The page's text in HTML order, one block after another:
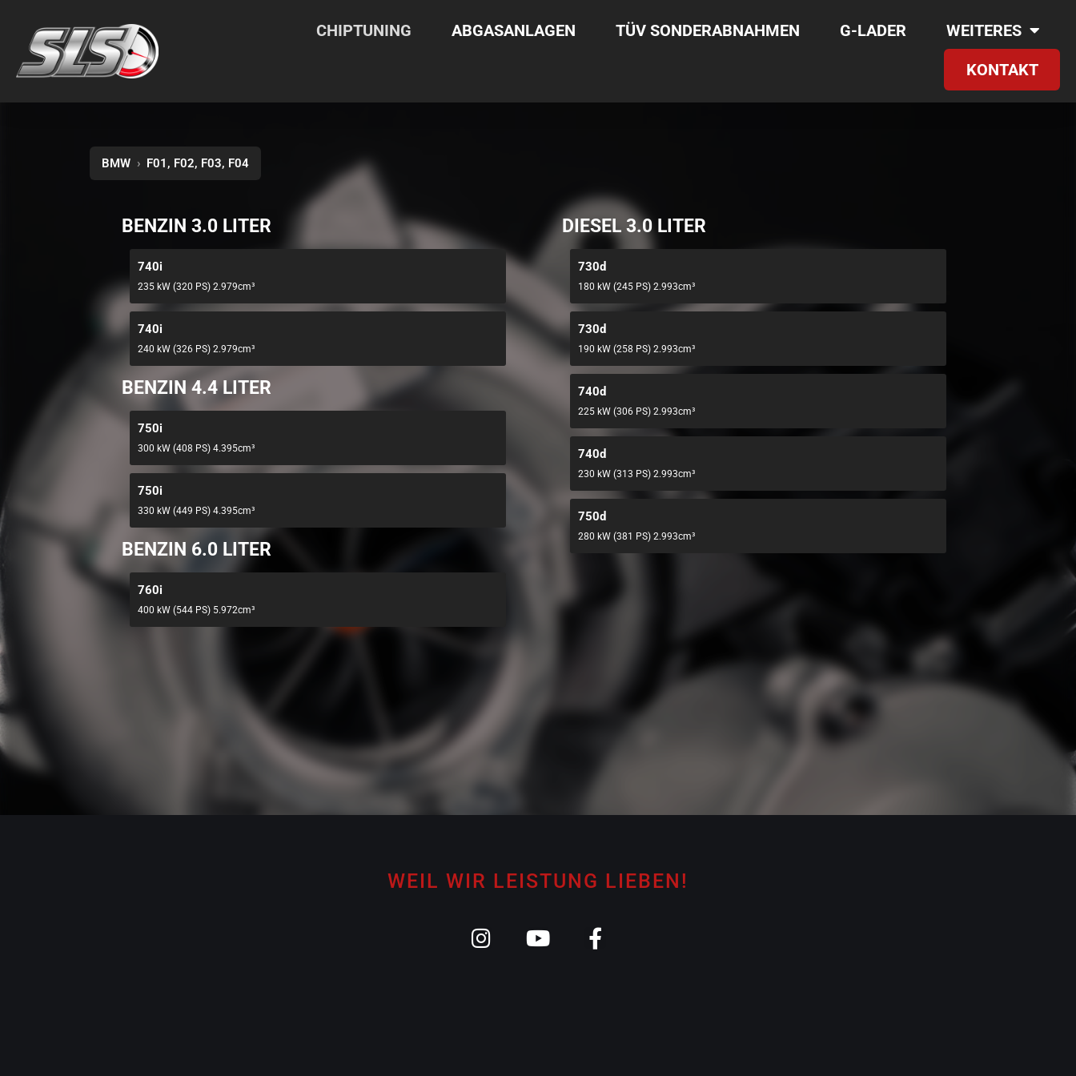
CHIPTUNING ABGASANLAGEN TÜV SONDERABNAHMEN G-LADER WEITERES
KONTAKT
BMW › F01, F02, F03, F04
BENZIN 3.0 LITER
740i
235 kW (320 PS) 2.979cm³
740i
240 kW (326 PS) 2.979cm³
BENZIN 4.4 LITER
750i
300 kW (408 PS) 4.395cm³
750i
330 kW (449 PS) 4.395cm³
BENZIN 6.0 LITER
760i
400 kW (544 PS) 5.972cm³
DIESEL 3.0 LITER
730d
180 kW (245 PS) 2.993cm³
730d
190 kW (258 PS) 2.993cm³
740d
225 kW (306 PS) 2.993cm³
740d
230 kW (313 PS) 2.993cm³
750d
280 kW (381 PS) 2.993cm³
WEIL WIR LEISTUNG LIEBEN!